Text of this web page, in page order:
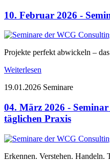
10. Februar 2026 -
Projekte perfekt abwickeln –
Weiterlesen
19.01.2026 Seminare
04. März 2026 -
täglichen Praxis
Erkennen. Verstehen. Handeln.